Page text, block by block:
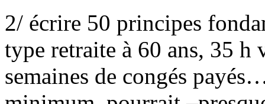
2/ écrire 50 principes
type retraite à 60 ans, 35 h
semaines de congés